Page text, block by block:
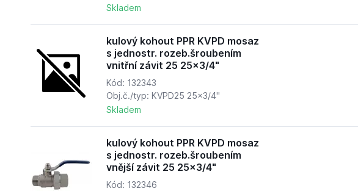
Skladem
kulový kohout PPR KVPD mosaz
s jednostr. rozeb.šroubením
vnitřní závit 25 25x3/4"
Kód: 132343
Obj.č./typ: KVPD25 25x3/4"
Skladem
kulový kohout PPR KVPD mosaz
s jednostr. rozeb.šroubením
vnější závit 25 25x3/4"
Kód: 132346